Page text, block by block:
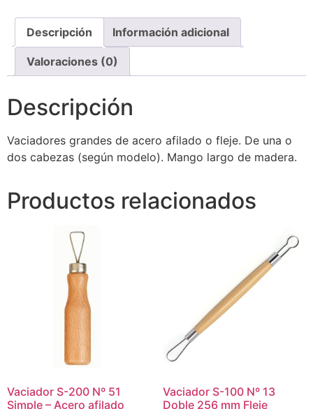
Descripción Información adicional
Valoraciones (0)
Descripción
Vaciadores grandes de acero afilado o fleje. De una o
dos cabezas (según modelo). Mango largo de madera.
Productos relacionados
Vaciador S-200 Nº 51
Simple – Acero afilado
Vaciador S-100 Nº 13
Doble 256 mm Fleje